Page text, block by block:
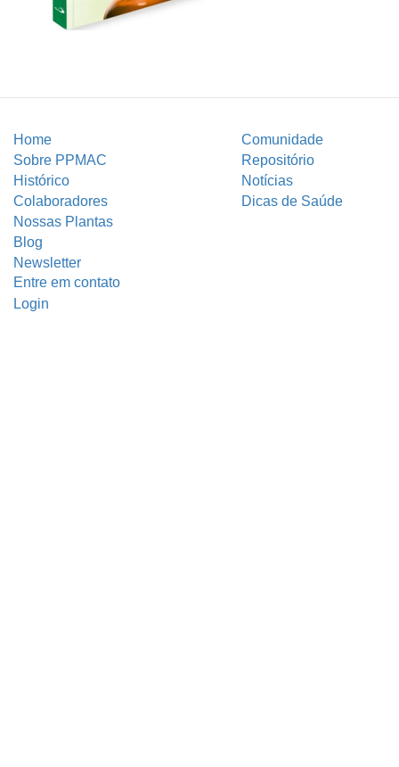
Home
Comunidade
Sobre PPMAC
Repositório
Histórico
Notícias
Colaboradores
Dicas de Saúde
Nossas Plantas
Blog
Newsletter
Entre em contato
Login